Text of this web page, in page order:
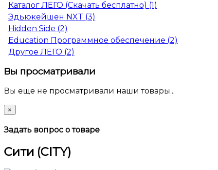
Каталог ЛЕГО (Скачать бесплатно) (1)
Эдьюкейшен NXT (3)
Hidden Side (2)
Education Программное обеспечение (2)
Другое ЛЕГО (2)
Вы просматривали
Вы еще не просматривали наши товары...
×
Задать вопрос о товаре
Сити (CITY)